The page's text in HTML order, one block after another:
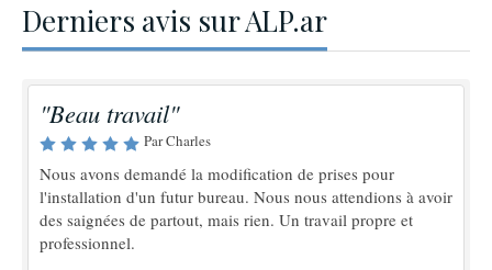
Derniers avis sur ALP.ar
"Beau travail"
Par Charles
Nous avons demandé la modification de prises pour
l'installation d'un futur bureau. Nous nous attendions à avoir
des saignées de partout, mais rien. Un travail propre et
professionnel.